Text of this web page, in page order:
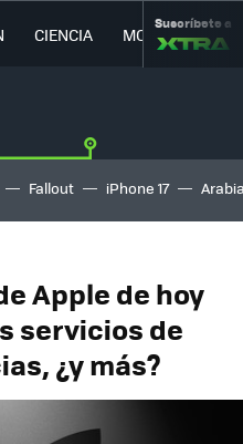
CIENCIA MOVILIDAD
Suscríbete a
Fallout iPhone 17
Apple de hoy
servicios de
¿y más?